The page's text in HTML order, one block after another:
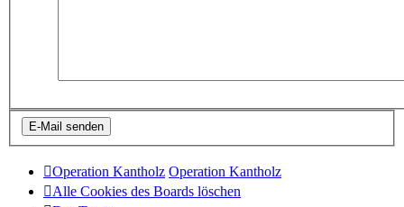
Operation Kantholz Operation Kantholz
Alle Cookies des Boards löschen